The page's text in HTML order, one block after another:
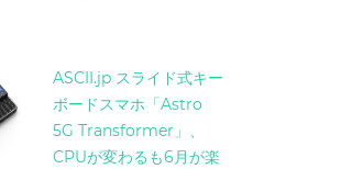
ASCII.jp スライド式キー
ボードスマホ「Astro
5G Transformer」、
CPUが変わるも6月が楽